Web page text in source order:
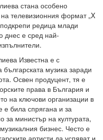
стана особено
телевизионния формат „X
редица млади
днес е сред най-
Известна е с
музика заради
Освен продуцент, тя е
права в България и
на ключови организации в
е била спрягана и за
за министър на културата,
бизнес. Често е
артисти да успяват и